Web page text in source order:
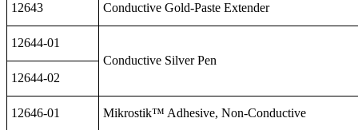
12643 Conductive Gold-Paste Extender
12644-01
Conductive Silver Pen
12644-02
12646-01 Mikrostik™ Adhesive, Non-Conductive